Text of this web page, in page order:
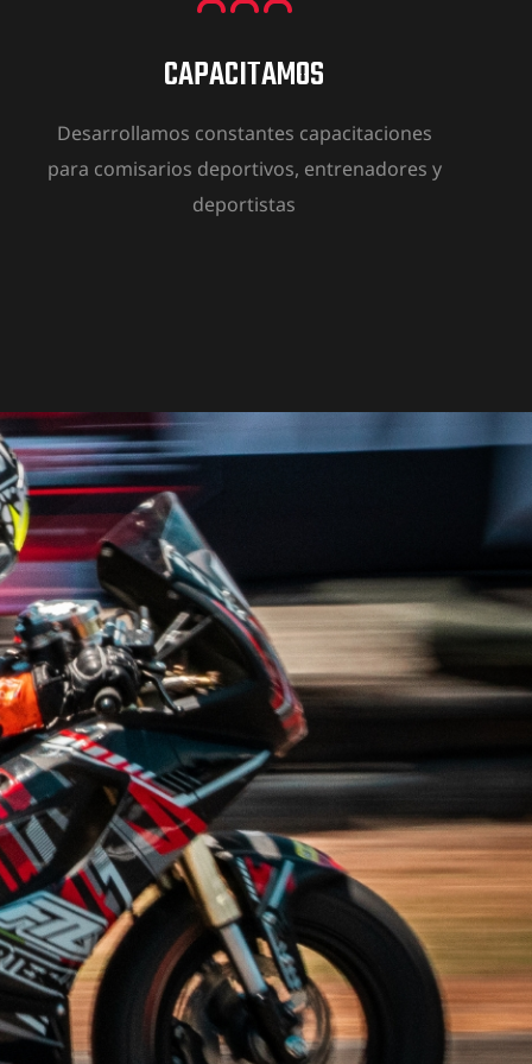
CAPACITAMOS
Desarrollamos constantes capacitaciones
para comisarios deportivos, entrenadores y
deportistas